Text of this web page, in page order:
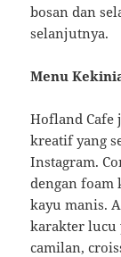
bosan dan
selanjutnya.
Menu
Hofland Cafe
kreatif yang
Instagram.
dengan foam
kayu manis.
karakter lucu
camilan,